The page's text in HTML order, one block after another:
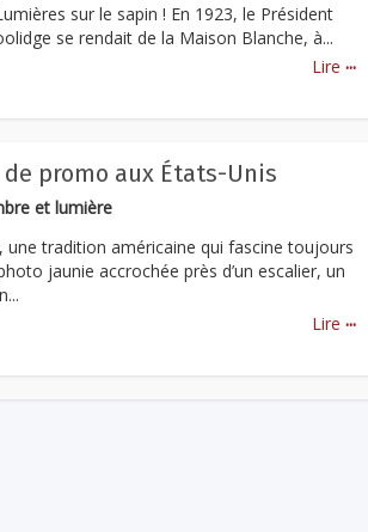
sur le sapin ! En 1923, le Président
se rendait de la Maison Blanche, à...
Lire ...
de promo aux États-Unis
et lumière
une tradition américaine qui fascine toujours
jaunie accrochée près d’un escalier, un
Lire ...